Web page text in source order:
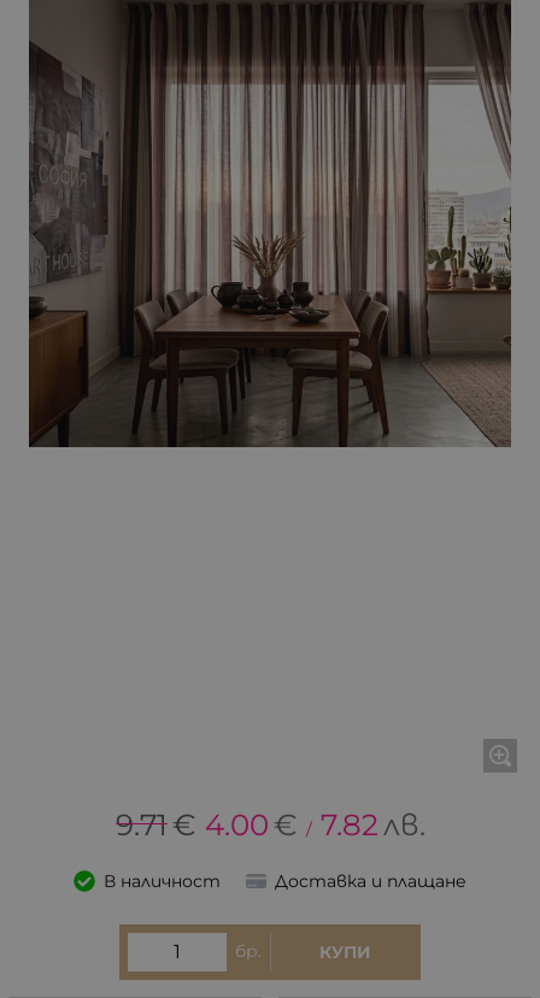
9.71€ 4.00 € / 7.82лв.
В наличност Доставка и плащане
бр. КУПИ